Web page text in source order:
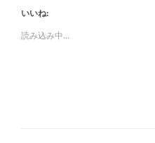
て
で
共
いいね:
読み込み中...